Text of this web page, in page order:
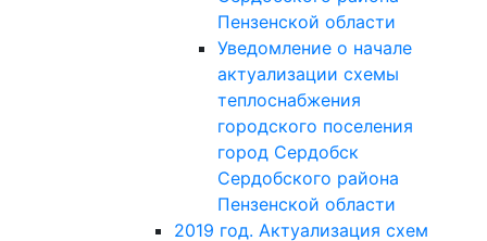
Пензенской области
Уведомление о начале
актуализации схемы
теплоснабжения
городского поселения
город Сердобск
Сердобского района
Пензенской области
2019 год. Актуализация схем